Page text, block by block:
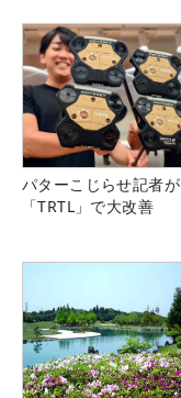
パターこじらせ記者が
「TRTL」で大改善